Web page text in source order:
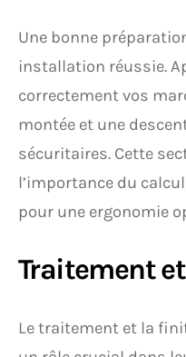
Une bonne
installation réussie.
correctement vos
montée et une
sécuritaires. Cette
l’importance du
pour une ergonomie
Traitement
Le traitement et la